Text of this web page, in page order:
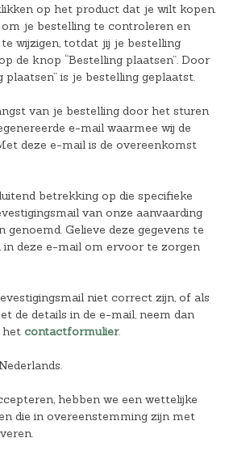
op het product dat je wilt kopen.
om je bestelling te controleren en
wijzigen, totdat jij je bestelling
de knop “Bestelling plaatsen”. Door
is je bestelling geplaatst.
van je bestelling door het sturen
e-mail waarmee wij de
deze e-mail is de overeenkomst
betrekking op die specifieke
van onze aanvaarding
Gelieve deze gegevens te
deze e-mail om ervoor te zorgen
niet correct zijn, of als
de details in de e-mail, neem dan
contactformulier.
hebben we een wettelijke
die in overeenstemming zijn met